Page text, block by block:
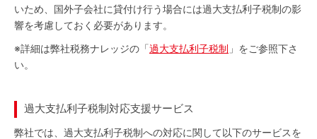
いため、国外子会社に貸付け行う場合には過大支払利子税制の影
響を考慮しておく必要があります。
※詳細は弊社税務ナレッジの「過大支払利子税制 」をご参照下さ
い。
過大支払利子税制対応支援サービス
弊社では、過大支払利子税制への対応に関して以下のサービスを